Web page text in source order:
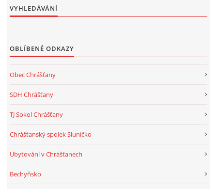
VYHLEDÁVÁNÍ
OBLÍBENÉ ODKAZY
Obec Chrášťany
SDH Chrášťany
TJ Sokol Chrášťany
Chrášťanský spolek Sluníčko
Ubytování v Chrášťanech
Bechyňsko